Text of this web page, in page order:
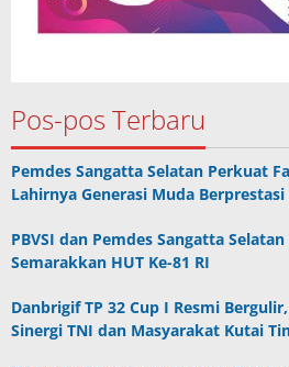
Pos-pos Terbaru
Pemdes Sangatta Selatan Perkuat
Lahirnya Generasi Muda Berprestasi
PBVSI dan Pemdes Sangatta
Semarakkan HUT Ke-81 RI
Danbrigif TP 32 Cup I Resmi
Sinergi TNI dan Masyarakat Kutai